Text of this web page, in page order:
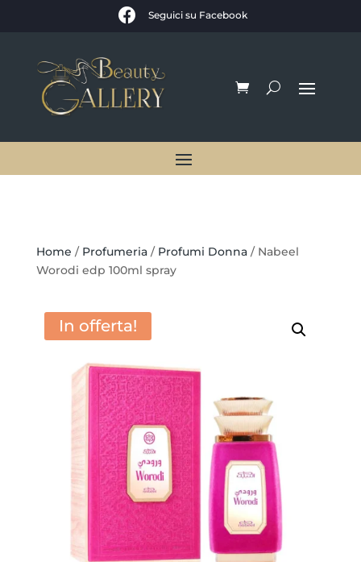
 Seguici su Facebook
Home / Profumeria/ Profumi Donna/ Nabeel
Worodi edp 100ml spray
In offerta!